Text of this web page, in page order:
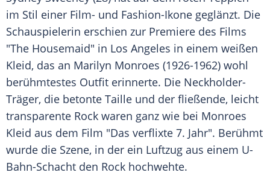
im Stil einer Film- und Fashion-Ikone geglänzt. Die
Schauspielerin erschien zur Premiere des Films
"The Housemaid" in Los Angeles in einem weißen
Kleid, das an Marilyn Monroes (1926-1962) wohl
berühmtestes Outfit erinnerte. Die Neckholder-
Träger, die betonte Taille und der fließende, leicht
transparente Rock waren ganz wie bei Monroes
Kleid aus dem Film "Das verflixte 7. Jahr". Berühmt
wurde die Szene, in der ein Luftzug aus einem U-
Bahn-Schacht den Rock hochwehte.